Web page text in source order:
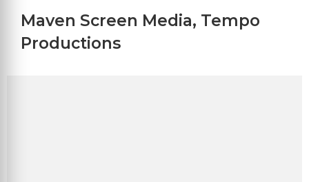
Maven Screen Media, Tempo
Productions